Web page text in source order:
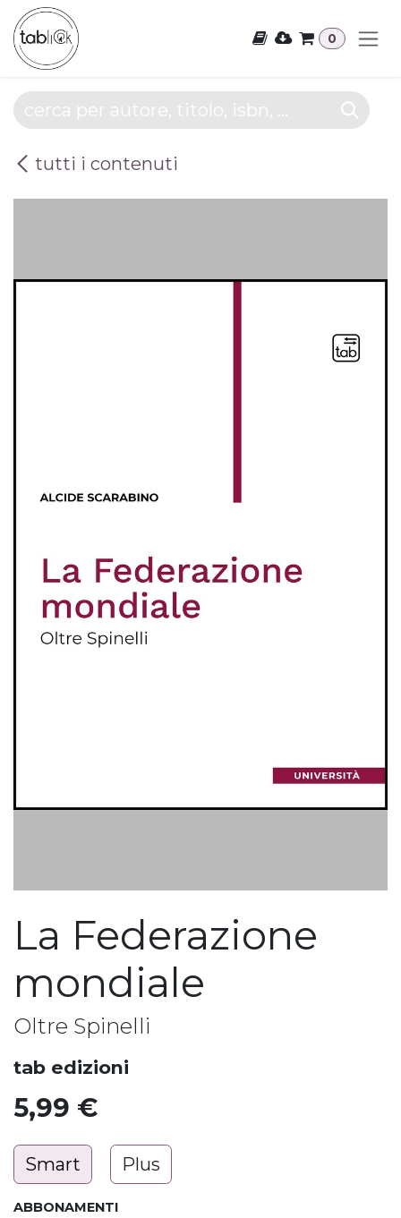
Passa al contenuto
0
tutti i contenuti
La Federazione
mondiale
Oltre Spinelli
tab edizioni
5,99 €
Smart Plus
ABBONAMENTI